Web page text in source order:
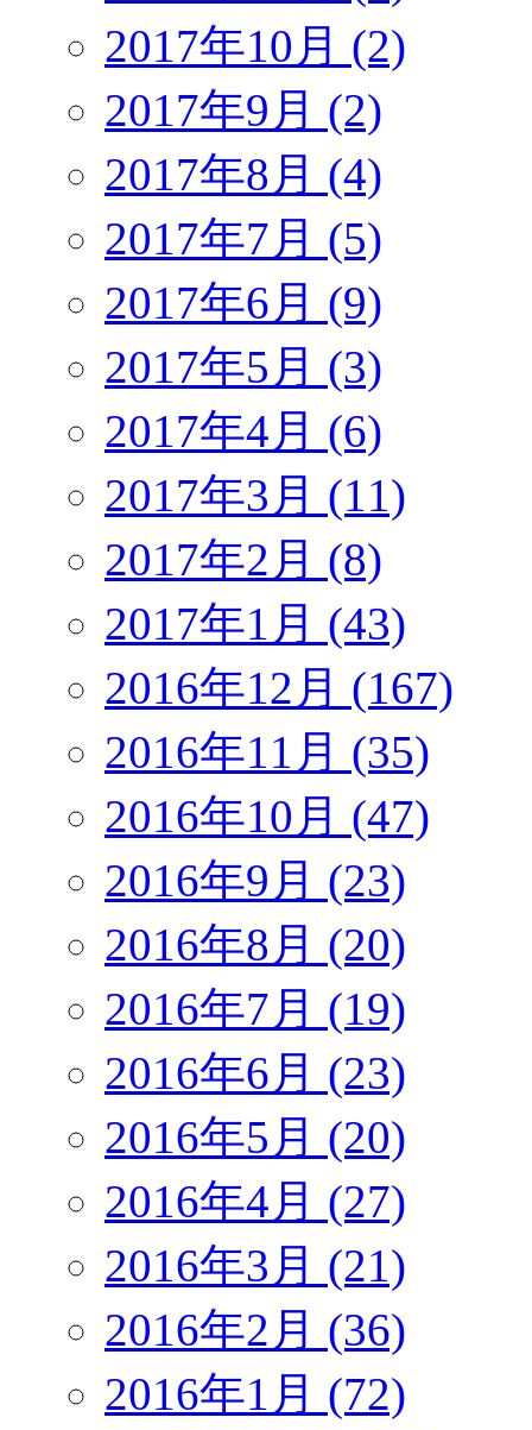
2017年10月 (2)
2017年9月 (2)
2017年8月 (4)
2017年7月 (5)
2017年6月 (9)
2017年5月 (3)
2017年4月 (6)
2017年3月 (11)
2017年2月 (8)
2017年1月 (43)
2016年12月 (167)
2016年11月 (35)
2016年10月 (47)
2016年9月 (23)
2016年8月 (20)
2016年7月 (19)
2016年6月 (23)
2016年5月 (20)
2016年4月 (27)
2016年3月 (21)
2016年2月 (36)
2016年1月 (72)